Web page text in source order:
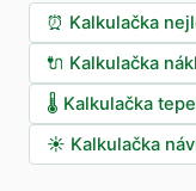
⏰ Kalkulačka
🔌 Kalkulačka
🌡️ Kalkulačka
☀️ Kalkulačka